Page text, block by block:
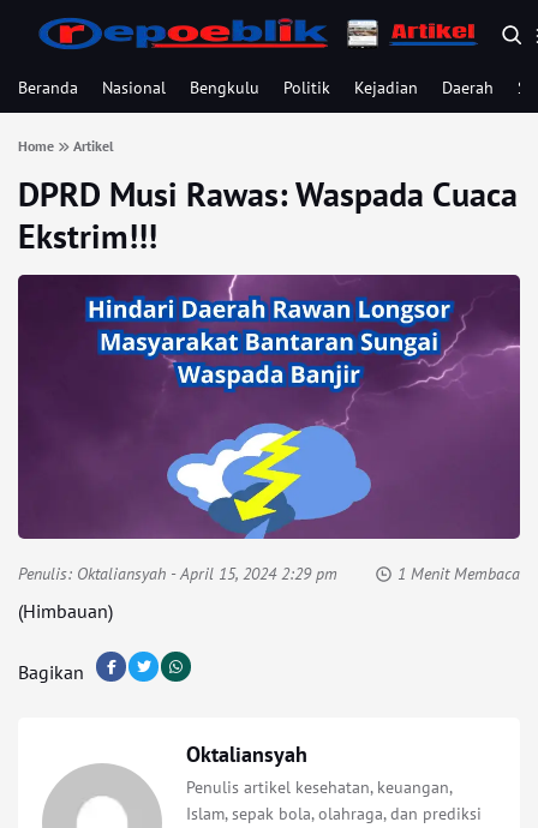
Beranda Nasional Bengkulu Politik Kejadian Daerah
Home Artikel
DPRD Musi Rawas: Waspada Cuaca
Ekstrim!!!
Penulis: Oktaliansyah - April 15, 2024 2:29 pm 1 Menit Membaca
(Himbauan)
Bagikan
Oktaliansyah
Penulis artikel kesehatan, keuangan,
Islam, sepak bola, olahraga, dan prediksi